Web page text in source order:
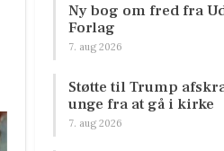
Ny bog om fred fra
Forlag
7. aug 2026
Støtte til Trump
unge fra at gå i kirke
7. aug 2026